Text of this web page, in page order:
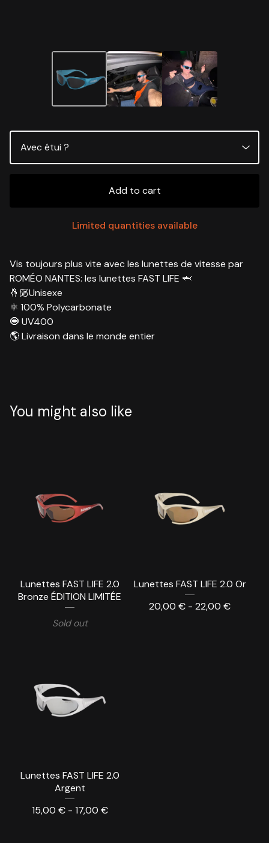
Add to cart
Limited quantities available
Vis toujours plus vite avec les lunettes de vitesse par
ROMÉO NANTES: les lunettes FAST LIFE 🦈
🤞🏼Unisexe
⚛️ 100% Polycarbonate
🧿 UV400
🌎 Livraison dans le monde entier
You might also like
Lunettes FAST LIFE 2.0
Bronze ÉDITION LIMITÉE
Sold out
Lunettes FAST LIFE 2.0 Or
20,00 € - 22,00 €
Lunettes FAST LIFE 2.0
Argent
15,00 €- 17,00 €